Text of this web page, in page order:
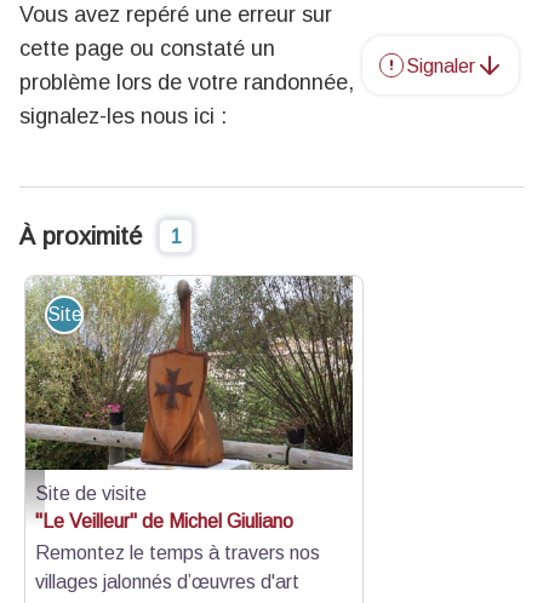
Vous avez repéré une erreur sur
cette page ou constaté un
problème lors de votre randonnée,
signalez-les nous ici :
Signaler
À proximité 1
Vue - CCLGV
Site de visite
Site de visite
"Le Veilleur" de Michel Giuliano
Remontez le temps à travers nos
villages jalonnés d’œuvres d'art